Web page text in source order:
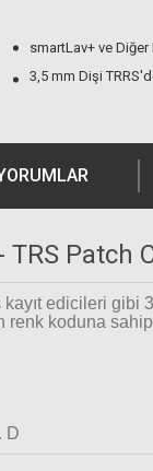
smartLav+ ve
3,5 mm Dişi
TRS Patch
edicileri gibi
renk koduna
D